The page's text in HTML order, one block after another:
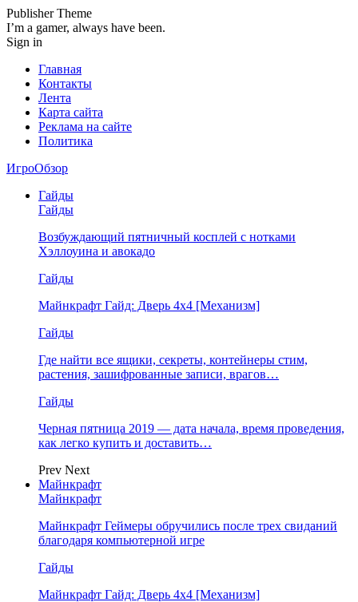
Publisher Theme
I’m a gamer, always have been.
Sign in
Главная
Контакты
Лента
Карта сайта
Реклама на сайте
Политика
ИгроОбзор
Гайды
Гайды
Возбуждающий пятничный косплей с нотками
Хэллоуина и авокадо
Гайды
Майнкрафт Гайд: Дверь 4х4 [Механизм]
Гайды
Где найти все ящики, секреты, контейнеры стим,
растения, зашифрованные записи, врагов…
Гайды
Черная пятница 2019 — дата начала, время проведения,
как легко купить и доставить…
Prev Next
Майнкрафт
Майнкрафт
Майнкрафт Геймеры обручились после трех свиданий
благодаря компьютерной игре
Гайды
Майнкрафт Гайд: Дверь 4х4 [Механизм]